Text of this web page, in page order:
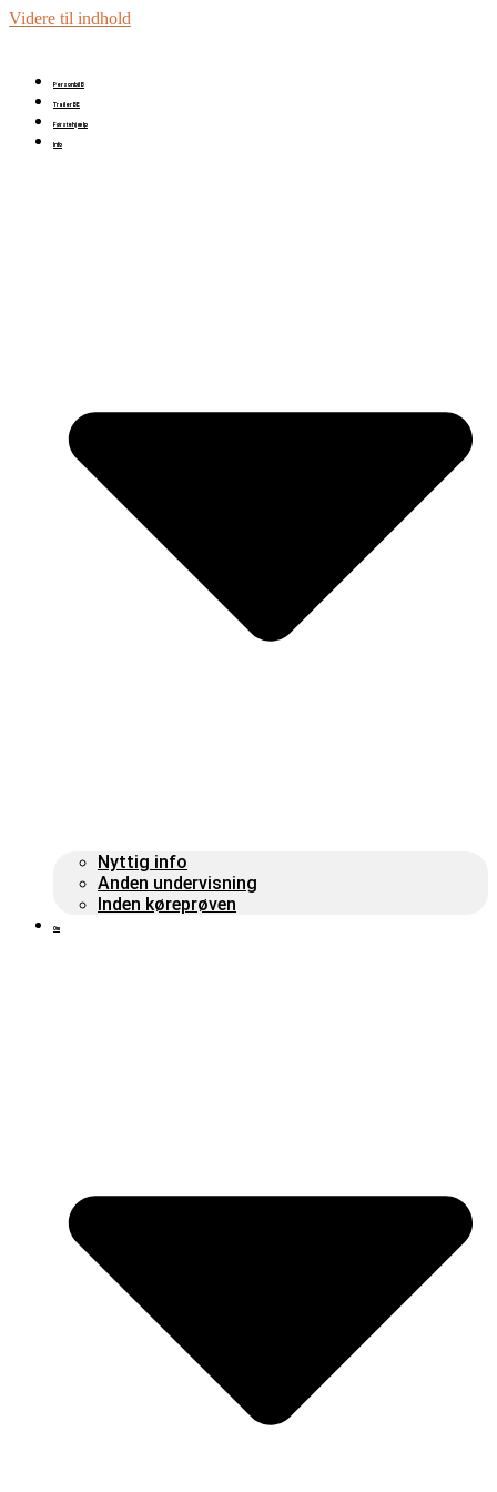
Videre til indhold
Personbil B
Trailer BE
Førstehjælp
Info
Nyttig info
Anden undervisning
Inden køreprøven
Om